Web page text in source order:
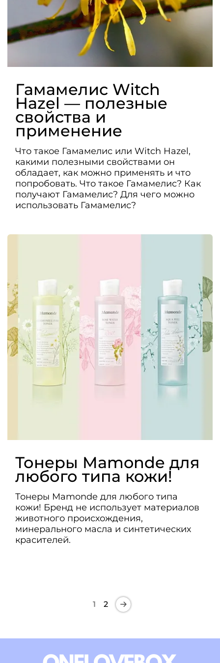
Гамамелис Witch
Hazel — полезные
свойства и
применение
Что такое Гамамелис или Witch Hazel,
какими полезными свойствами он
обладает, как можно применять и что
попробовать. Что такое Гамамелис? Как
получают Гамамелис? Для чего можно
использовать Гамамелис?
Тонеры Mamonde для
любого типа кожи!
Тонеры Mamonde для любого типа
кожи! Бренд не использует материалов
животного происхождения,
минерального масла и синтетических
красителей.
1 2